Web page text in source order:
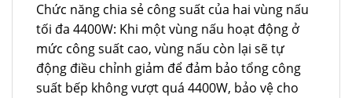
Chức năng chia sẻ công suất của hai vùng nấu
tối đa 4400W: Khi một vùng nấu hoạt động ở
mức công suất cao, vùng nấu còn lại sẽ tự
động điều chỉnh giảm để đảm bảo tổng công
suất bếp không vượt quá 4400W, bảo vệ cho